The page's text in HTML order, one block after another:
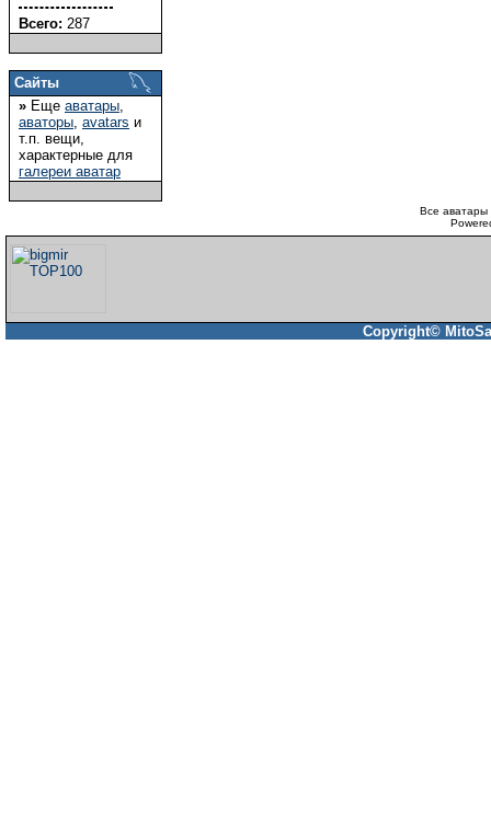
Всего: 287
Сайты
» Еще аватары,
аваторы, avatars и
т.п. вещи,
характерные для
галереи аватар
Все аватары
Copyright©